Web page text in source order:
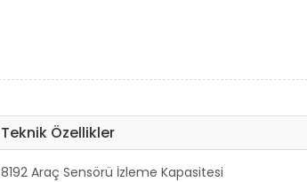
Teknik Özellikler
8192 Araç Sensörü İzleme Kapasitesi